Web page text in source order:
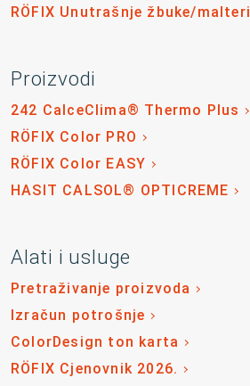
RÖFIX Unutrašnje žbuke/malteri
Proizvodi
242 CalceClima® Thermo Plus
RÖFIX Color PRO
RÖFIX Color EASY
HASIT CALSOL® OPTICREME
Alati i usluge
Pretraživanje proizvoda
Izračun potrošnje
ColorDesign ton karta
RÖFIX Cjenovnik 2026.